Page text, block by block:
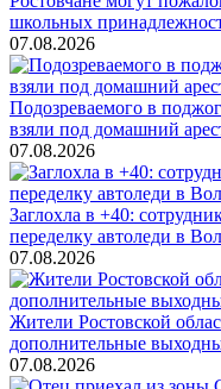
школьных
07.08.2026
Подозреваемого в
взяли под домашний
07.08.2026
Заглохла в +40:
переделку автоледи в
07.08.2026
Жители Ростовской
дополнительные
07.08.2026